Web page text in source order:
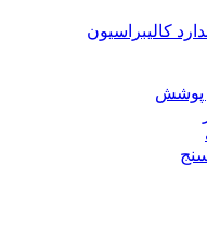
کالیبراسیون
پوشش